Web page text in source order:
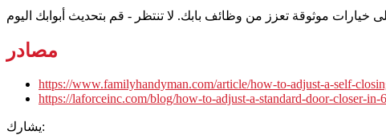
مصادر
https://www.familyhandyman.com/article/how-to-adjust-a-self-
https://laforceinc.com/blog/how-to-adjust-a-standard-door-closer-in-
يشارك: